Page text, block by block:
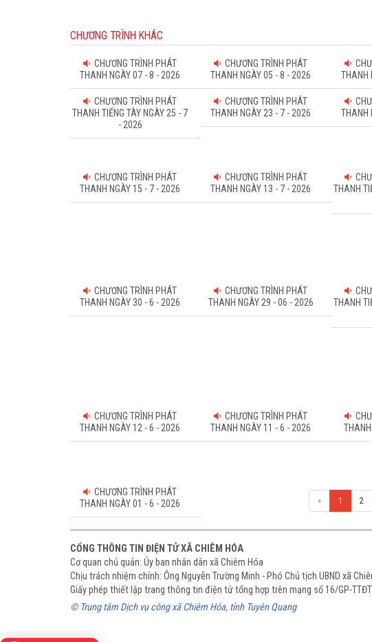
CHƯƠNG TRÌNH KHÁC
CHƯƠNG TRÌNH PHÁT
THANH NGÀY 07 - 8 - 2026
CHƯƠNG TRÌNH PHÁT
THANH NGÀY 05 - 8 - 2026
THANH
CHƯƠNG TRÌNH PHÁT
THANH TIẾNG TÀY NGÀY 25 - 7
- 2026
CHƯƠNG TRÌNH PHÁT
THANH NGÀY 23 - 7 - 2026
THANH
CHƯƠNG TRÌNH PHÁT
THANH NGÀY 15 - 7 - 2026
CHƯƠNG TRÌNH PHÁT
THANH NGÀY 13 - 7 - 2026
THANH
CHƯƠNG TRÌNH PHÁT
THANH NGÀY 30 - 6 - 2026
CHƯƠNG TRÌNH PHÁT
THANH NGÀY 29 - 06 - 2026
THANH
CHƯƠNG TRÌNH PHÁT
THANH NGÀY 12 - 6 - 2026
CHƯƠNG TRÌNH PHÁT
THANH NGÀY 11 - 6 - 2026
CHƯƠNG TRÌNH PHÁT
THANH NGÀY 01 - 6 - 2026
« 1 2
CỔNG THÔNG TIN ĐIỆN TỬ XÃ CHIÊM HÓA
Cơ quan chủ quản: Ủy ban nhân dân xã Chiêm Hóa
Chịu trách nhiệm chính: Ông Nguyễn Trường Minh - Phó Chủ tịch UBND xã
Giấy phép thiết lập trang thông tin điện tử tổng hợp trên mạng số 16/GP-
© Trung tâm Dịch vụ công xã Chiêm Hóa, tỉnh Tuyên Quang